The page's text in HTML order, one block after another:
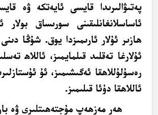
پەتىۋالىرىدا قايسى ئايەتكە ۋە
ئاساسلانغانلىقىنى سورىساق بولار
ھازىر ئۇلار ئارىمىزدا يوق. شۇڭا
ئۇلارغا تەقلىدقىلمايمىز، ئاللاھ
رەسۇلۇللاھقا ئەگىشىمىز، ئۇ
ئاللاھقا دۇئا قىلىمىز.
ھەر مەزھەپ مۇجتەھىتلىرى ۋە